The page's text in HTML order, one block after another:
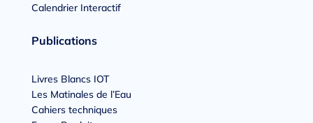
Calendrier Interactif
Publications
Livres Blancs IOT
Les Matinales de l’Eau
Cahiers techniques